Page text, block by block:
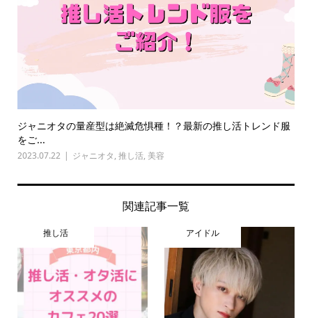
ジャニオタの量産型は絶滅危惧種！？最新の推し活トレンド服
をご...
2023.07.22 ジャニオタ, 推し活, 美容
関連記事一覧
推し活 アイドル